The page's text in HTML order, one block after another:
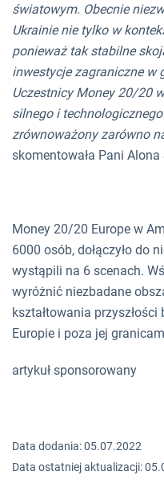
światowym. Obecnie
Ukrainie nie tylko w
ponieważ tak stabilne
inwestycje zagraniczne w
Uczestnicy Money 20/20
silnego i
zrównoważony zarówno
skomentowała Pani Alona
Money 20/20 Europe w
6000 osób, dołączyło do
wystąpili na 6 scenach.
wyróżnić niezbadane
kształtowania
Europie i poza jej
artykuł sponsorowany
Data dodania: 05.07.2022
Data ostatniej aktualizacji: